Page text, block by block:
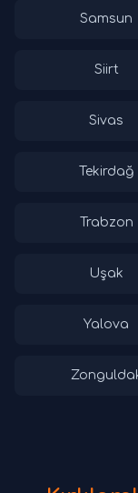
Samsun
Siirt
Sivas
Tekirdağ
Trabzon
Uşak
Yalova